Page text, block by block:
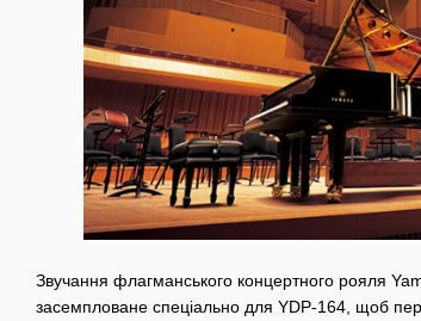
Звучання флагманського концертного рояля
засемпловане спеціально для YDP-164, щоб